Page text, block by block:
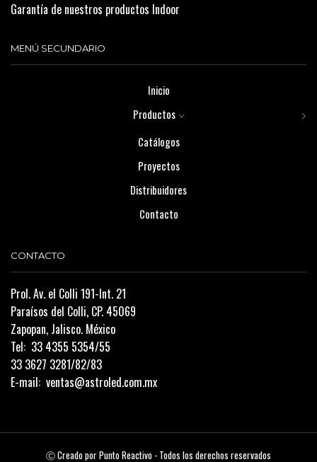
Garantía de nuestros productos Indoor
MENÚ SECUNDARIO
Inicio
Productos
Catálogos
Proyectos
Distribuidores
Contacto
CONTACTO
Prol. Av. el Colli 191-Int. 21
Paraísos del Colli, CP. 45069
Zapopan, Jalisco. México
Tel: 33 4355 5354/55
33 3627 3281/82/83
E-mail: ventas@astroled.com.mx
Ⓒ Creado porPunto Reactivo - Todos los derechos reservados